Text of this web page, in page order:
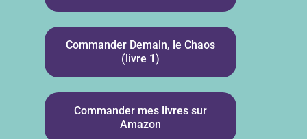
Commander Demain, le Chaos
(livre 1)
Commander mes livres sur
Amazon